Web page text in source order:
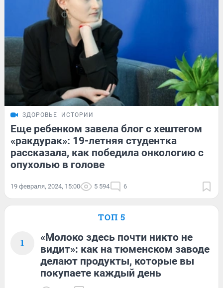
ЗДОРОВЬЕ ИСТОРИИ
Еще ребенком завела блог с хештегом
«ракдурак»: 19-летняя студентка
рассказала, как победила онкологию с
опухолью в голове
19 февраля, 2024, 15:00 5 594 6
ТОП 5
1
«Молоко здесь почти никто не
видит»: как на тюменском заводе
делают продукты, которые вы
покупаете каждый день